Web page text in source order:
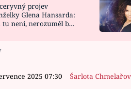
CELEBRITY
VAŘENÍ
projev
Glena Hansarda:
tu není, nerozuměl by
2025 07:30 Šarlota